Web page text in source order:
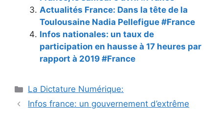
Actualités France: Dans la tête de la
Toulousaine Nadia Pellefigue #France
Infos nationales: un taux de
participation en hausse à 17 heures par
rapport à 2019 #France
Catégories
La Dictature Numérique:
Infos france: un gouvernement d’extrême